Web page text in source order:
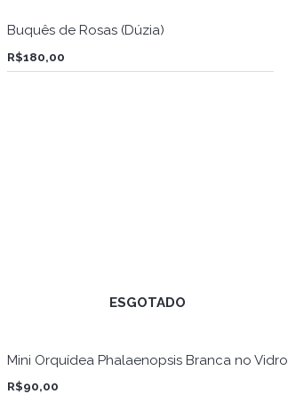
Buquês de Rosas (Dúzia)
R$180,00
ESGOTADO
Mini Orquídea Phalaenopsis Branca no Vidro
R$90,00